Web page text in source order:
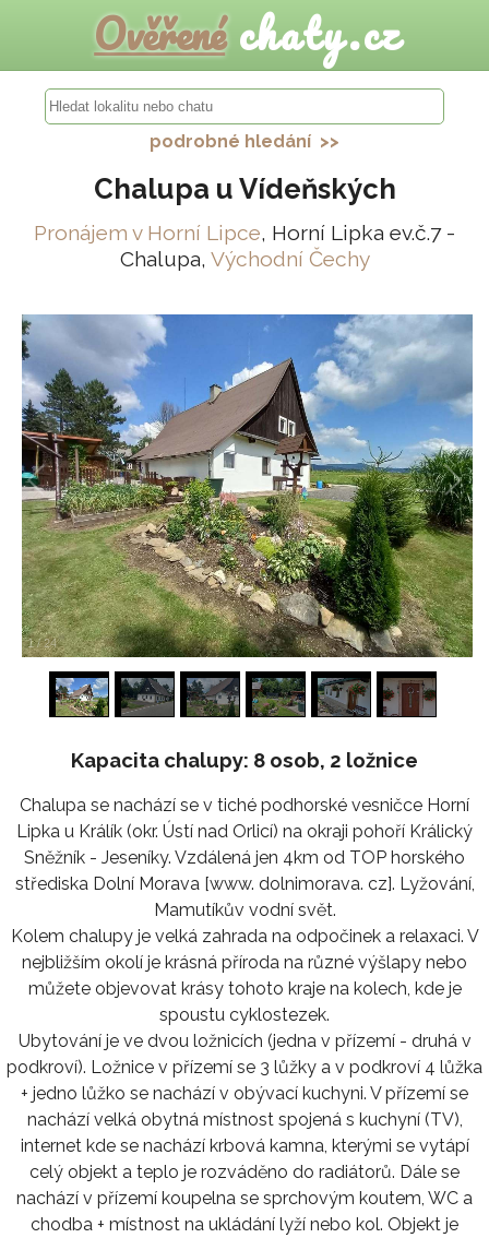
Ověřenéchaty.cz
podrobné hledání >>
Chalupa u Vídeňských
Pronájem v Horní Lipce, Horní Lipka ev.č.7 -
Chalupa, Východní Čechy
1/24
Kapacita chalupy: 8 osob, 2 ložnice
Chalupa se nachází se v tiché podhorské vesničce Horní
Lipka u Králík (okr. Ústí nad Orlicí) na okraji pohoří Králický
Sněžník - Jeseníky. Vzdálená jen 4km od TOP horského
střediska Dolní Morava [www. dolnimorava. cz]. Lyžování,
Mamutíkův vodní svět.
Kolem chalupy je velká zahrada na odpočinek a relaxaci. V
nejbližším okolí je krásná příroda na různé výšlapy nebo
můžete objevovat krásy tohoto kraje na kolech, kde je
spoustu cyklostezek.
Ubytování je ve dvou ložnicích (jedna v přízemí - druhá v
podkroví). Ložnice v přízemí se 3 lůžky a v podkroví 4 lůžka
+ jedno lůžko se nachází v obývací kuchyni. V přízemí se
nachází velká obytná místnost spojená s kuchyní (TV),
internet kde se nachází krbová kamna, kterými se vytápí
celý objekt a teplo je rozváděno do radiátorů. Dále se
nachází v přízemí koupelna se sprchovým koutem, WC a
chodba + místnost na ukládání lyží nebo kol. Objekt je